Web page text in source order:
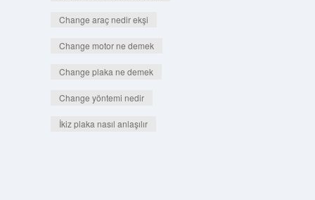
Change araç nedir ekşi
Change motor ne demek
Change plaka ne demek
Change yöntemi nedir
İkiz plaka nasıl anlaşılır